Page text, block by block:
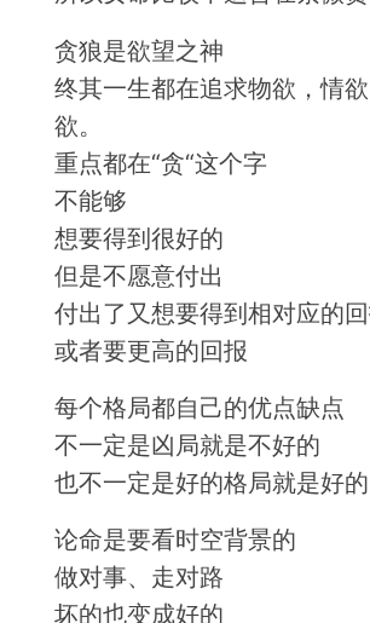
贪狼是欲望之神
终其一生都在追求物欲，情
欲。
重点都在“贪“这个字
不能够
想要得到很好的
但是不愿意付出
付出了又想要得到相对应的
或者要更高的回报
每个格局都自己的优点缺点
不一定是凶局就是不好的
也不一定是好的格局就是好的
论命是要看时空背景的
做对事、走对路
坏的也变成好的